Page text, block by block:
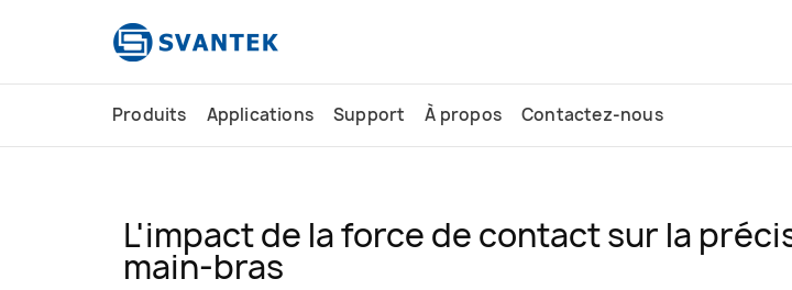
Produits Applications Support À propos Contactez-nous
L'impact de la force de contact sur la
main-bras